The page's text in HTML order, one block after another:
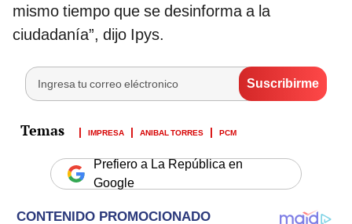
mismo tiempo que se desinforma a la
ciudadanía”, dijo Ipys.
IMPRESA ANIBAL TORRES PCM
Prefiero a La República en
Google